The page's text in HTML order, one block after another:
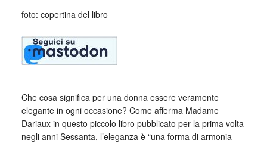
foto: copertina del libro
Che cosa significa per una donna essere veramente
elegante in ogni occasione? Come afferma Madame
Dariaux in questo piccolo libro pubblicato per la prima volta
negli anni Sessanta, l’eleganza è “una forma di armonia